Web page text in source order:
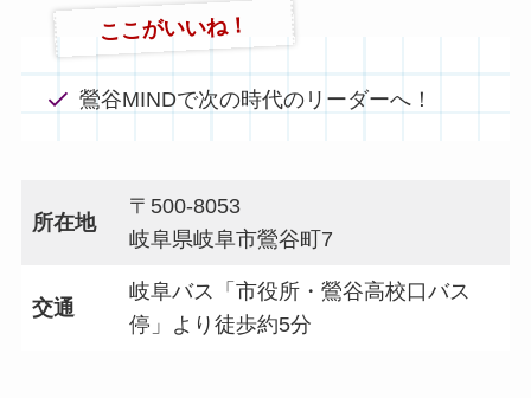
ここがいいね！
鶯谷MINDで次の時代のリーダーへ！
所在地
〒500-8053
岐阜県岐阜市鶯谷町7
交通
岐阜バス「市役所・鶯谷高校口バス
停」より徒歩約5分